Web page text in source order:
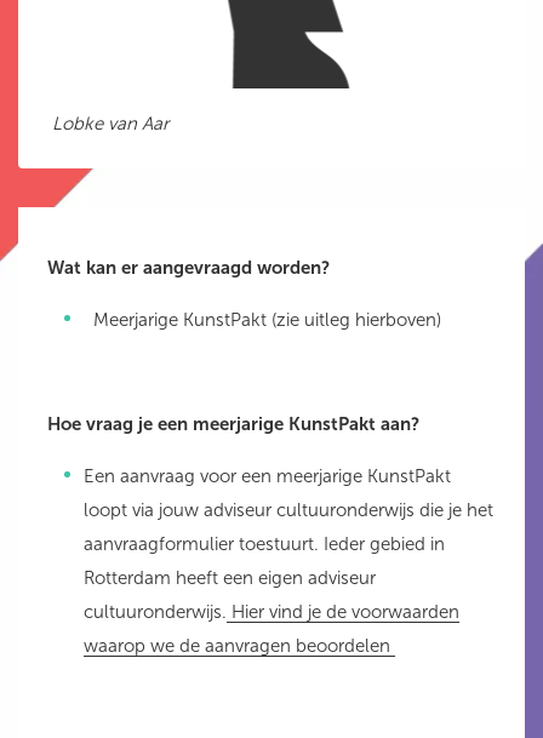
Lobke van Aar
Wat kan er aangevraagd worden?
Meerjarige KunstPakt (zie uitleg hierboven)
Hoe vraag je een meerjarige KunstPakt aan?
Een aanvraag voor een meerjarige KunstPakt
loopt via jouw adviseur cultuuronderwijs die je het
aanvraagformulier toestuurt. Ieder gebied in
Rotterdam heeft een eigen adviseur
cultuuronderwijs. Hier vind je de voorwaarden
waarop we de aanvragen beoordelen